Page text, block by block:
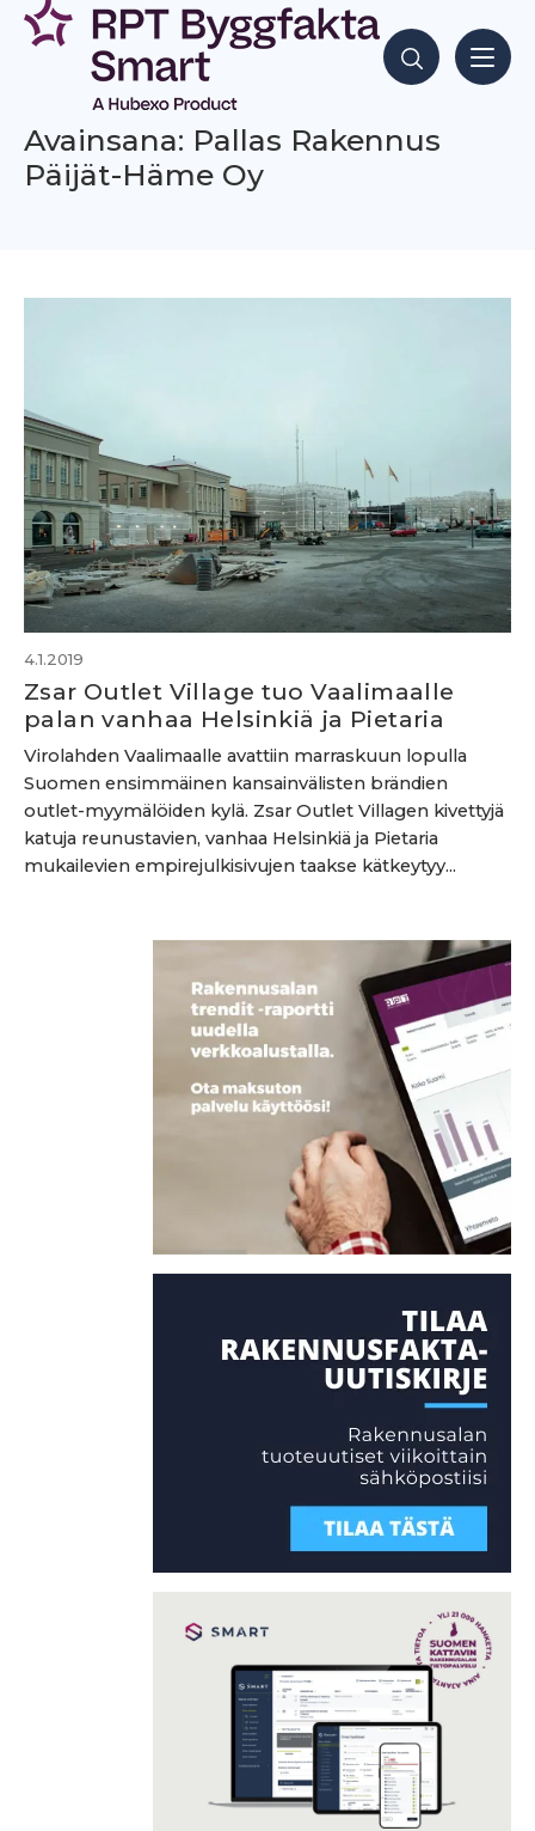
Siirry
sisältöön
Hae sisältöjä
Avainsana: Pallas Rakennus
Päijät-Häme Oy
4.1.2019
Zsar Outlet Village tuo Vaalimaalle
palan vanhaa Helsinkiä ja Pietaria
Virolahden Vaalimaalle avattiin marraskuun lopulla
Suomen ensimmäinen kansainvälisten brändien
outlet-myymälöiden kylä. Zsar Outlet Villagen kivettyjä
katuja reunustavien, vanhaa Helsinkiä ja Pietaria
mukailevien empirejulkisivujen taakse kätkeytyy...